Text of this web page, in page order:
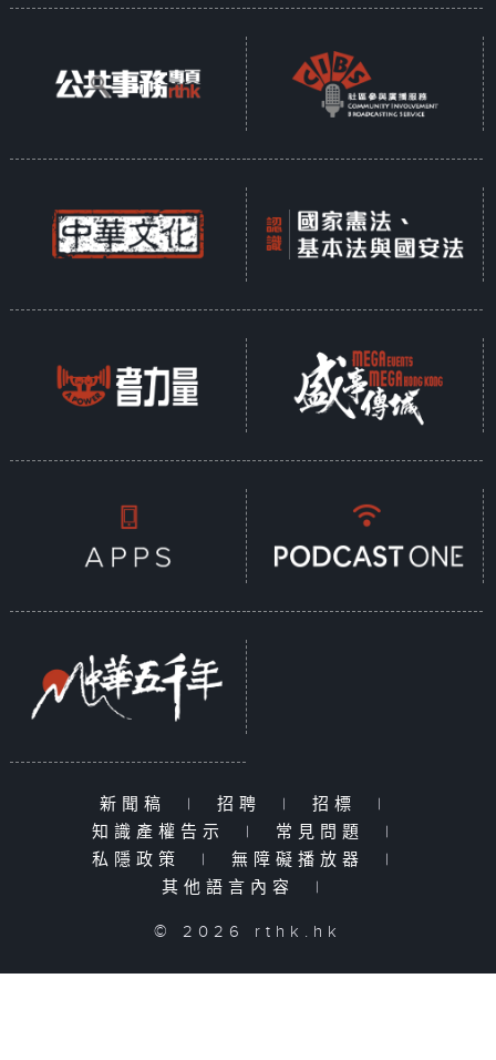
新聞稿 | 招聘 | 招標
|
知識產權告示
| 常見問題
|
私隱政策
| 無障礙播放器
|
其他語言內容
|
© 2026 rthk.hk